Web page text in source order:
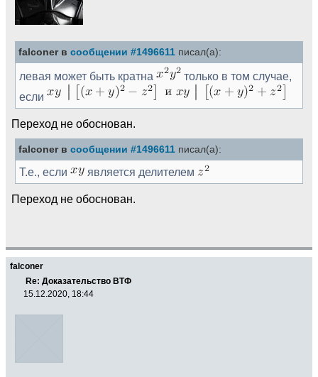
falconer в сообщении #1496611 писал(а):
левая может быть кратна
только в том случае,
если
Переход не обоснован.
falconer в сообщении #1496611 писал(а):
Т.е., если является делителем
Переход не обоснован.
falconer
Re: Доказательство ВТФ
15.12.2020, 18:44